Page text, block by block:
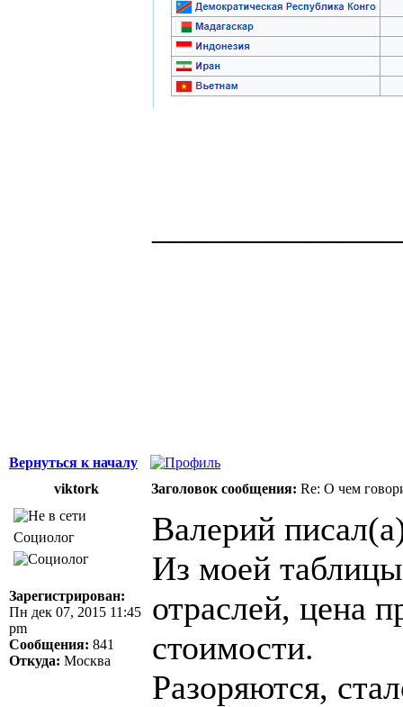
Вернуться к началу
viktork
Заголовок сообщения: Re: О чем
Социолог
Зарегистрирован:
Пн дек 07, 2015 11:45
pm
Сообщения: 841
Откуда: Москва
Валерий
Из моей
отраслей, цена
стоимости.
Разоряются,